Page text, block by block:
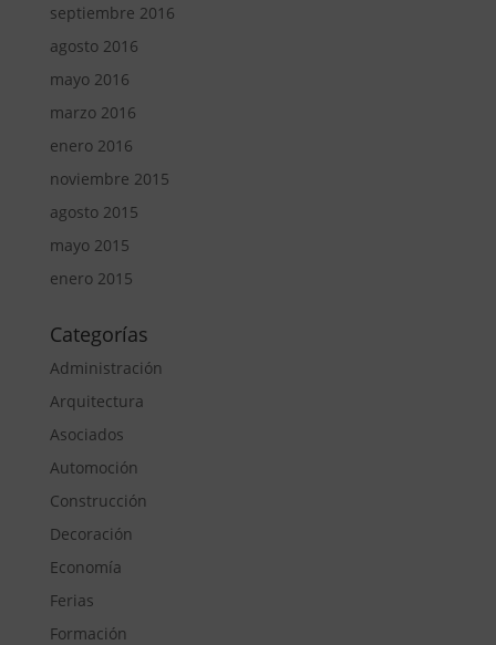
septiembre 2016
agosto 2016
mayo 2016
marzo 2016
enero 2016
noviembre 2015
agosto 2015
mayo 2015
enero 2015
Categorías
Administración
Arquitectura
Asociados
Automoción
Construcción
Decoración
Economía
Ferias
Formación